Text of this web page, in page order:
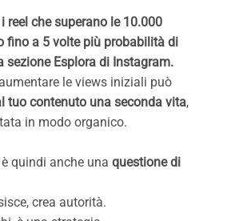
i reel che superano le 10.000
fino a 5 volte più probabilità di
sezione Esplora di Instagram.
le views iniziali può
tuo contenuto una seconda vita,
in modo organico.
quindi anche una questione di
crea autorità.